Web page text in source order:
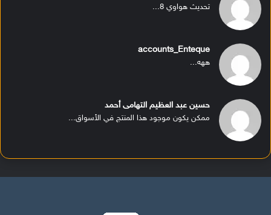
تحديث هواوي 8...
accounts_Enteque
ههه...
حسين عبد العظيم التهامى أحمد
ممكن يكون موجود هذا المنتج في الأسواق...